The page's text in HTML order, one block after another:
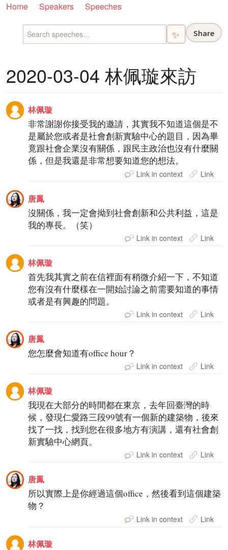
Home Speakers Speeches
✨ Share
2020-03-04 林佩璇來訪
林佩璇
非常謝謝你接受我的邀請，其實我不知道這個是不
是屬於您或者是社會創新實驗中心的題目，因為畢
竟跟社會企業沒有關係，跟民主政治也沒有什麼關
係，但是我還是非常想要知道您的想法。
Link in context Link
唐鳳
沒關係，我一定會拗到社會創新和公共利益，這是
我的專長。（笑）
Link in context Link
林佩璇
首先我其實之前在信裡面有稍微介紹一下，不知道
您有沒有什麼樣在一開始討論之前需要知道的事情
或者是有興趣的問題。
Link in context Link
唐鳳
您怎麼會知道有office hour？
Link in context Link
林佩璇
我現在大部分的時間都在東京，去年回臺灣的時
候，發現仁愛路三段99號有一個新的建築物，後來
找了一找，找到您在很多地方有演講，還有社會創
新實驗中心網頁。
Link in context Link
唐鳳
所以實際上是你經過這個office，然後看到這個建築
物？
Link in context Link
林佩璇